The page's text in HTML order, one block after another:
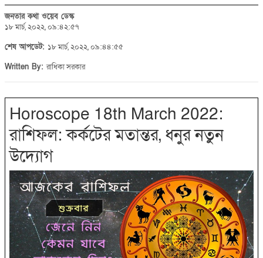
জনতার কথা ওয়েব ডেস্ক
১৮ মার্চ, ২০২২, ০৯:৪২:৫৭
শেষ আপডেট: ১৮ মার্চ, ২০২২, ০৯:৪৪:৫৫
Written By:রাধিকা সরকার
Horoscope 18th March 2022:
রাশিফল: কর্কটের মতান্তর, ধনুর নতুন
উদ্যোগ